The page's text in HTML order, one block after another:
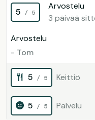
5 / 5
Arvostelu
3 päivää
Arvostelu
- Tom
5 / 5 Keittiö
5 / 5 Palvelu